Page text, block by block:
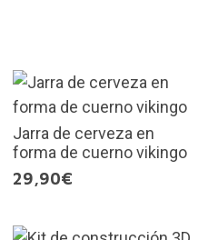
Jarra de cerveza en
forma de cuerno vikingo
29,90€